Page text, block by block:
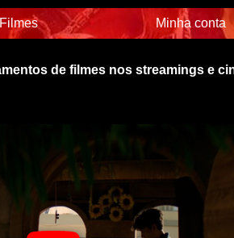
Minha conta
de filmes nos streamings e